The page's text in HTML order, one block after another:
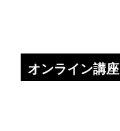
オンライン講座